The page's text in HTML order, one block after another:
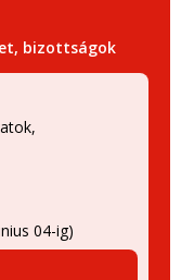
bizottságok
04-ig)